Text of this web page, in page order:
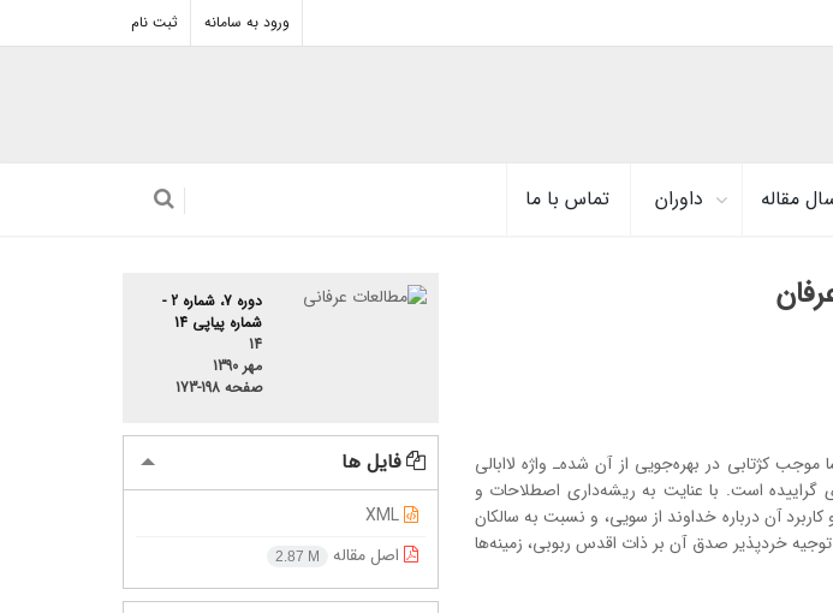
ورود به سامانه ثبت نام
مقاله داوران تماس با ما
کژتابی در بهره‌جویی از آن شده‌ـ واژه لاابالی
گراییده است. با عنایت به ریشه‌داری اصطلاحات و
آن درباره خداوند از سویی، و نسبت به سالکان
خردپذیر صدق آن بر ذات اقدس ربوبی، زمینه‌ها
دوره 7، شماره 2 -
شماره پیاپی 14
14
مهر 1390
صفحه 173-198
فایل ها
XML
اصل مقاله
2.87 M